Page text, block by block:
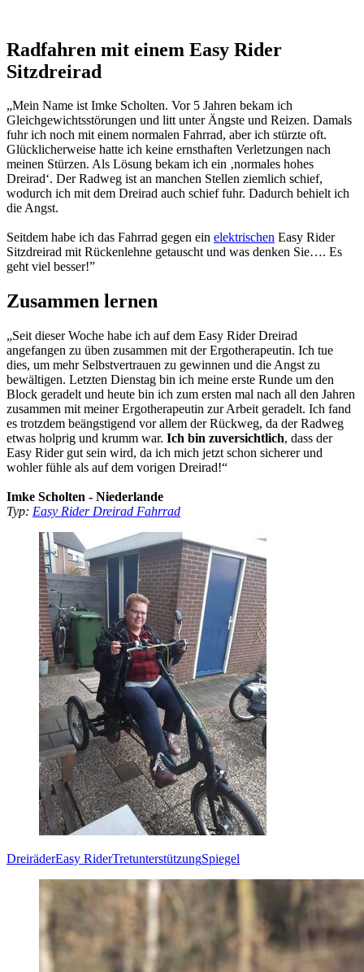
Radfahren mit einem Easy Rider
Sitzdreirad
„Mein Name ist Imke Scholten. Vor 5 Jahren bekam ich
Gleichgewichtsstörungen und litt unter Ängste und Reizen. Damals
fuhr ich noch mit einem normalen Fahrrad, aber ich stürzte oft.
Glücklicherweise hatte ich keine ernsthaften Verletzungen nach
meinen Stürzen. Als Lösung bekam ich ein ‚normales hohes
Dreirad‘. Der Radweg ist an manchen Stellen ziemlich schief,
wodurch ich mit dem Dreirad auch schief fuhr. Dadurch behielt ich
die Angst.
Seitdem habe ich das Fahrrad gegen ein elektrischen Easy Rider
Sitzdreirad mit Rückenlehne getauscht und was denken Sie…. Es
geht viel besser!”
Zusammen lernen
„Seit dieser Woche habe ich auf dem Easy Rider Dreirad
angefangen zu üben zusammen mit der Ergotherapeutin. Ich tue
dies, um mehr Selbstvertrauen zu gewinnen und die Angst zu
bewältigen. Letzten Dienstag bin ich meine erste Runde um den
Block geradelt und heute bin ich zum ersten mal nach all den Jahren
zusammen mit meiner Ergotherapeutin zur Arbeit geradelt. Ich fand
es trotzdem beängstigend vor allem der Rückweg, da der Radweg
etwas holprig und krumm war. Ich bin zuversichtlich, dass der
Easy Rider gut sein wird, da ich mich jetzt schon sicherer und
wohler fühle als auf dem vorigen Dreirad!“
Imke Scholten - Niederlande
Typ: Easy Rider Dreirad Fahrrad
DreiräderEasy RiderTretunterstützungSpiegel